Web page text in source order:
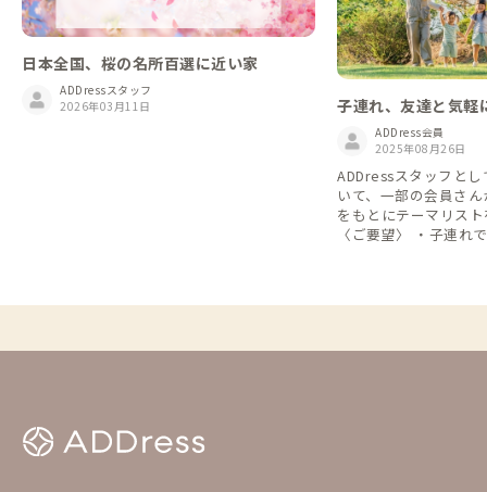
日本全国、桜の名所百選に近い家
ADDressスタッフ
2026年03月11日
子連れ、友達と気軽
家🏠👨‍👨‍👦‍👦
ADDress会員
2025年08月26日
ADDressスタッフと
いて、一部の会員さ
をもとにテーマリス
〈ご要望〉 ・子連れ
さい。 今回は、「子連れ、友達と気軽に貸
紹介します🏠 このテーマリストでは、「ま